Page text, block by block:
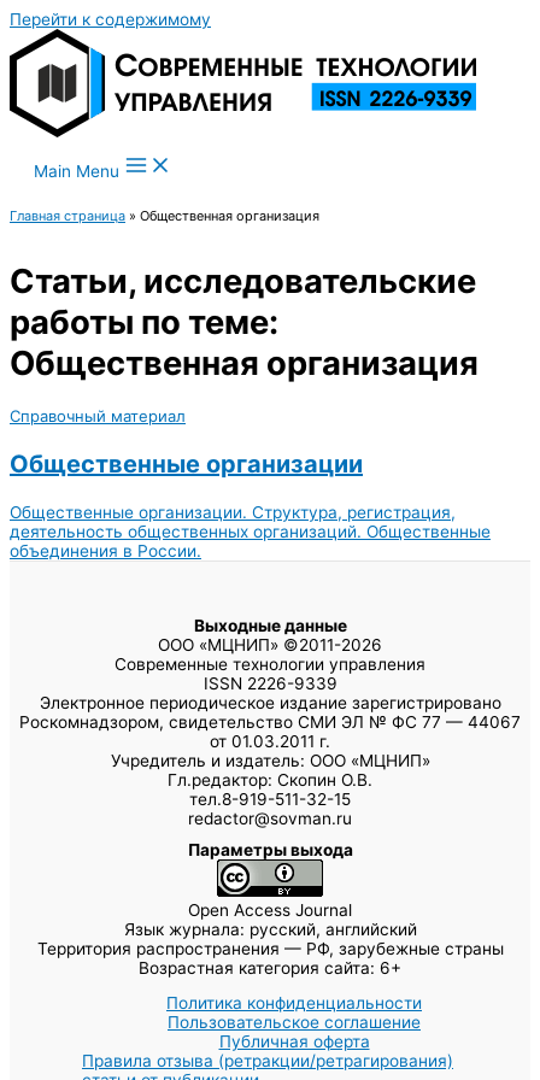
Перейти к содержимому
Main Menu
Главная страница » Общественная организация
Статьи, исследовательские
работы по теме:
Общественная организация
Справочный материал
Общественные организации
Общественные организации. Структура, регистрация,
деятельность общественных организаций. Общественные
объединения в России.
Выходные данные
ООО «МЦНИП» ©2011-2026
Современные технологии управления
ISSN 2226-9339
Электронное периодическое издание зарегистрировано
Роскомнадзором, свидетельство СМИ ЭЛ № ФС 77 — 44067
от 01.03.2011 г.
Учредитель и издатель: ООО «МЦНИП»
Гл.редактор: Скопин О.В.
тел.8-919-511-32-15
redactor@sovman.ru
Параметры выхода
Open Access Journal
Язык журнала: русский, английский
Территория распространения — РФ, зарубежные страны
Возрастная категория сайта: 6+
Политика конфиденциальности
Пользовательское соглашение
Публичная оферта
Правила отзыва (ретракции/ретрагирования)